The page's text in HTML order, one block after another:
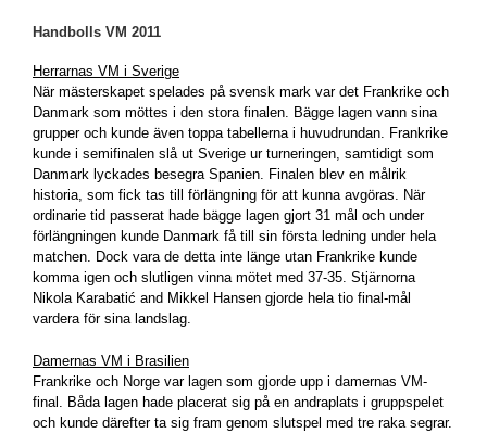
Handbolls VM 2011
Herrarnas VM i Sverige
När mästerskapet spelades på svensk mark var det Frankrike och
Danmark som möttes i den stora finalen. Bägge lagen vann sina
grupper och kunde även toppa tabellerna i huvudrundan. Frankrike
kunde i semifinalen slå ut Sverige ur turneringen, samtidigt som
Danmark lyckades besegra Spanien. Finalen blev en målrik
historia, som fick tas till förlängning för att kunna avgöras. När
ordinarie tid passerat hade bägge lagen gjort 31 mål och under
förlängningen kunde Danmark få till sin första ledning under hela
matchen. Dock vara de detta inte länge utan Frankrike kunde
komma igen och slutligen vinna mötet med 37-35. Stjärnorna
Nikola Karabatić and Mikkel Hansen gjorde hela tio final-mål
vardera för sina landslag.
Damernas VM i Brasilien
Frankrike och Norge var lagen som gjorde upp i damernas VM-
final. Båda lagen hade placerat sig på en andraplats i gruppspelet
och kunde därefter ta sig fram genom slutspel med tre raka segrar.